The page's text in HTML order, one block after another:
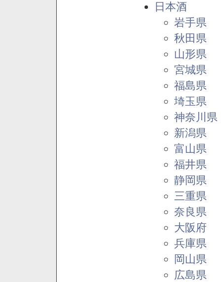
日本酒
岩手県
秋田県
山形県
宮城県
福島県
埼玉県
神奈川県
新潟県
富山県
福井県
静岡県
三重県
奈良県
大阪府
兵庫県
岡山県
広島県